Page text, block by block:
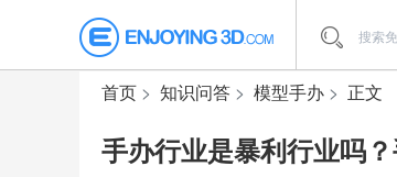
首页 知识问答 模型手办 正文
手办行业是暴利行业吗